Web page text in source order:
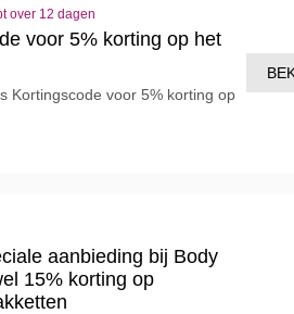
over 12 dagen
voor 5% korting op het
Kortingscode voor 5% korting op
aanbieding bij Body
15% korting op